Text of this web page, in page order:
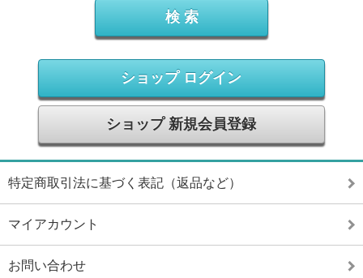
ショップ ログイン
ショップ 新規会員登録
特定商取引法に基づく表記（返品など）
マイアカウント
お問い合わせ